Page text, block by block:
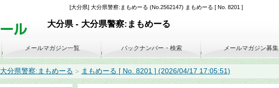
[大分県] 大分県警察:まもめーる (No.2562147) まもめーる [ No. 8201 ]
大分県 - 大分県警察:まもめーる
大分県警察:まもめーる > まもめーる [ No. 8201 ] (2026/04/17 17:05:51)
メールマガジン一覧 バックナンバー・検索 メールマガジン募集